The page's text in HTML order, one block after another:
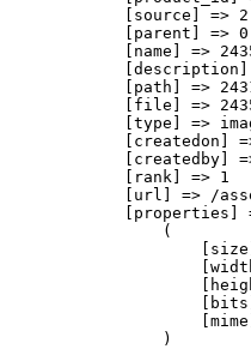
            [source] => 2
            [parent] => 0
[name] =>
[path] =>
[file] =>
[type] =>
[createdon]
[createdby]
            [rank] => 1
[url] => /
[properties]
                (
                )